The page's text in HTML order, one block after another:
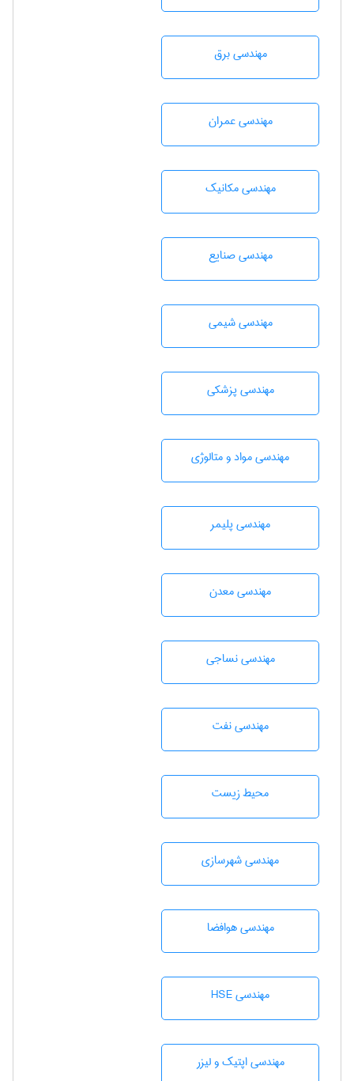
مهندسی برق
مهندسی عمران
مهندسی مکانیک
مهندسی صنايع
مهندسي شيمی
مهندسی پزشکی
مهندسی مواد و متالوژی
مهندسی پليمر
مهندسی معدن
مهندسي نساجی
مهندسی نفت
محيط زيست
مهندسی شهرسازی
مهندسی هوافضا
مهندسی HSE
مهندسی اپتیک و لیزر